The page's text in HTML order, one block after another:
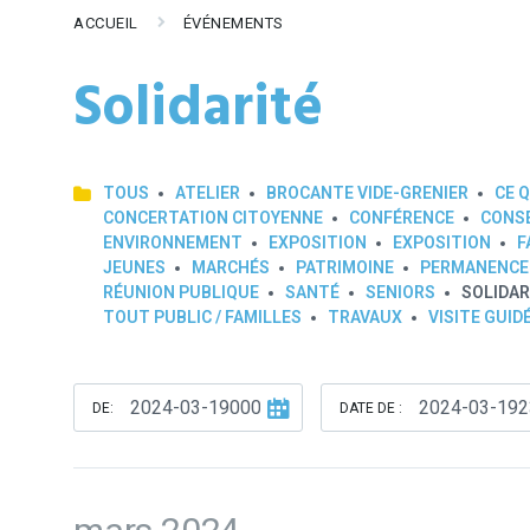
ACCUEIL ÉVÉNEMENTS
Solidarité
TOUS ATELIER BROCANTE VIDE-GRENIER CE
CONCERTATION CITOYENNE
CONFÉRENCE
ENVIRONNEMENT
EXPOSITION EXPOSITION
JEUNES
MARCHÉS PATRIMOINE
RÉUNION PUBLIQUE
SANTÉ SENIORS
TOUT PUBLIC / FAMILLES
TRAVAUX VISITE
DE: DATE DE :